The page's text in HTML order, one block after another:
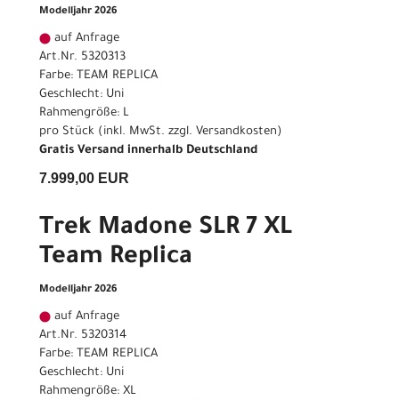
Modelljahr 2026
auf Anfrage
Art.Nr. 5320313
Farbe: TEAM REPLICA
Geschlecht: Uni
Rahmengröße: L
pro Stück (inkl. MwSt. zzgl. Versandkosten)
Gratis Versand innerhalb Deutschland
7.999,00 EUR
Trek Madone SLR 7 XL
Team Replica
Modelljahr 2026
auf Anfrage
Art.Nr. 5320314
Farbe: TEAM REPLICA
Geschlecht: Uni
Rahmengröße: XL